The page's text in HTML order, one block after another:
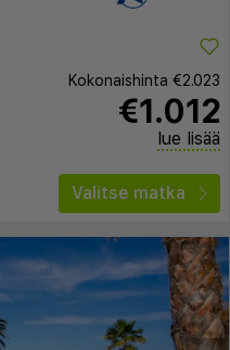
Kokonaishinta €2.023
€1.012
lue lisää
Valitse matka